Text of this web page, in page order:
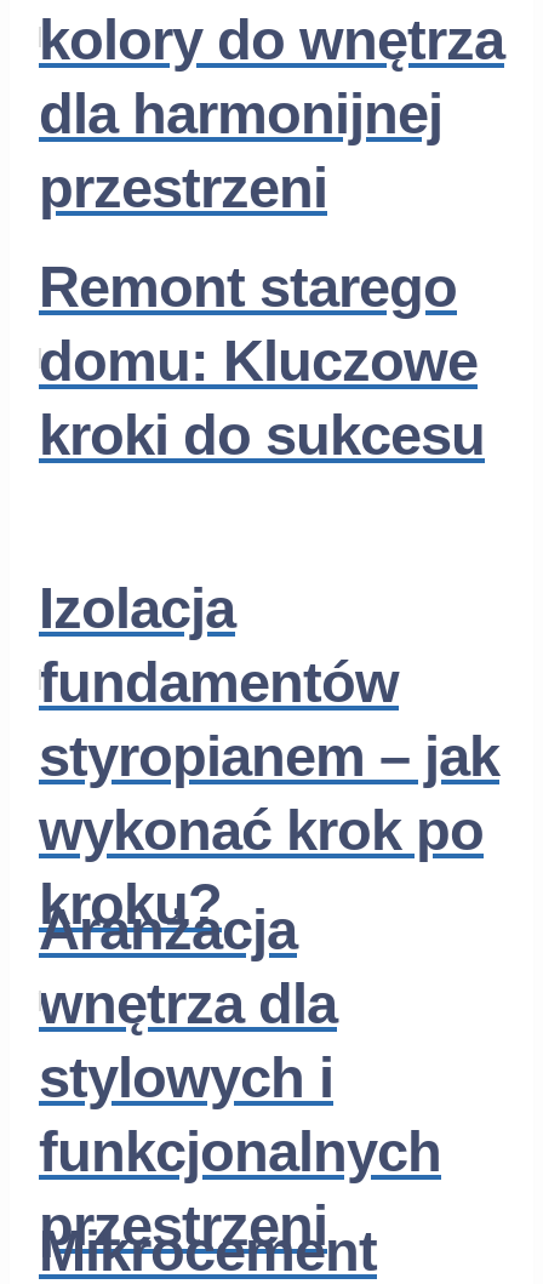
kolory do wnętrza
dla harmonijnej
przestrzeni
Remont starego
domu: Kluczowe
kroki do sukcesu
Izolacja
fundamentów
styropianem – jak
wykonać krok po
kroku?
Aranżacja
wnętrza dla
stylowych i
funkcjonalnych
przestrzeni
Mikrocement